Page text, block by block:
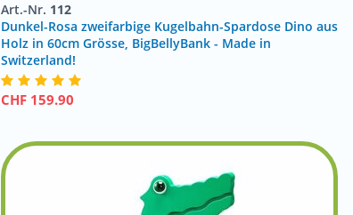
Art.-Nr. 112
Dunkel-Rosa zweifarbige Kugelbahn-Spardose Dino aus
Holz in 60cm Grösse, BigBellyBank - Made in
Switzerland!
CHF 159.90